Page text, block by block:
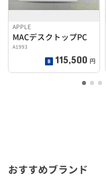
APPLE
MACデスクトップPC
A1993
115,500 円
おすすめブランド